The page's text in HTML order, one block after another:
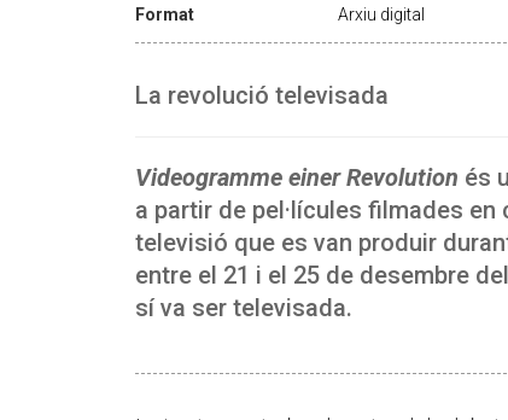
Format Arxiu digital
La revolució televisada
Videogramme einer Revolution és
a partir de pel·lícules filmades
televisió que es van produir
entre el 21 i el 25 de desembre
sí va ser televisada.